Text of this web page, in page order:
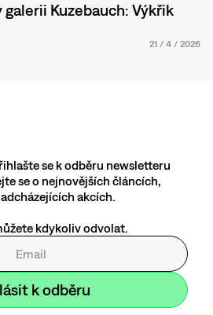
Kuzebauch: Výkřik
21 / 4 / 2026
se k odběru newsletteru
se o nejnovějších článcích,
akcích.
kdykoliv odvolat.